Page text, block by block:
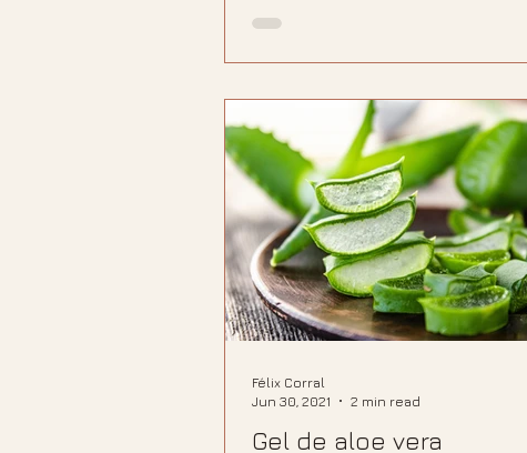
Gel de aloe vera
Félix Corral
Jun 30, 2021
2 min read